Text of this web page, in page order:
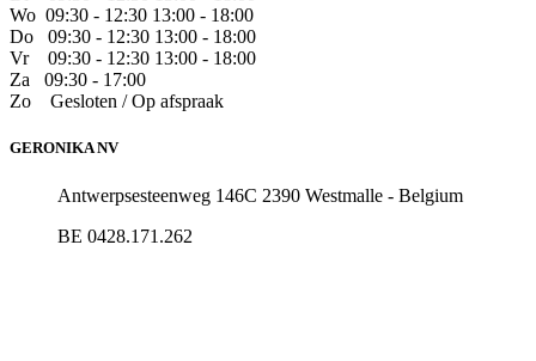
Wo 09:30 - 12:30 13:00 - 18:00
Do ​09:30 - 12:30 13:00 - 18:00
Vr ​09:30 - 12:30 13:00 - 18:00
Za 09:30 - 17:00
Zo
​Gesloten / Op afspraak
GERONIKA NV
Antwerpsesteenweg 146C 2390 Westmalle - Belgium
BE 0428.171.262